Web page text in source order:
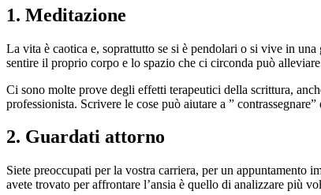
1. Meditazione
La vita è caotica e, soprattutto se si è pendolari o si vive in
sentire il proprio corpo e lo spazio che ci circonda può
Ci sono molte prove degli effetti terapeutici della scrittura,
professionista. Scrivere le cose può aiutare a ”
2. Guardati attorno
Siete preoccupati per la vostra carriera, per un appuntamento
avete trovato per affrontare l’ansia è quello di analizzare più